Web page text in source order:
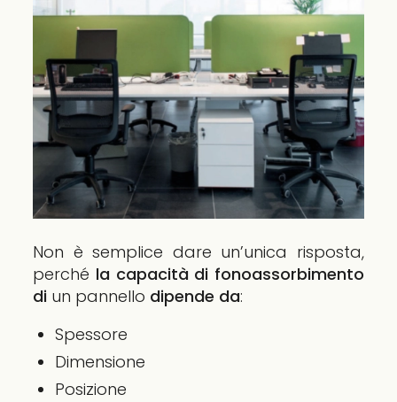
Non è semplice dare un’unica risposta,
perché la capacità di fonoassorbimento
di un pannello dipende da:
Spessore
Dimensione
Posizione